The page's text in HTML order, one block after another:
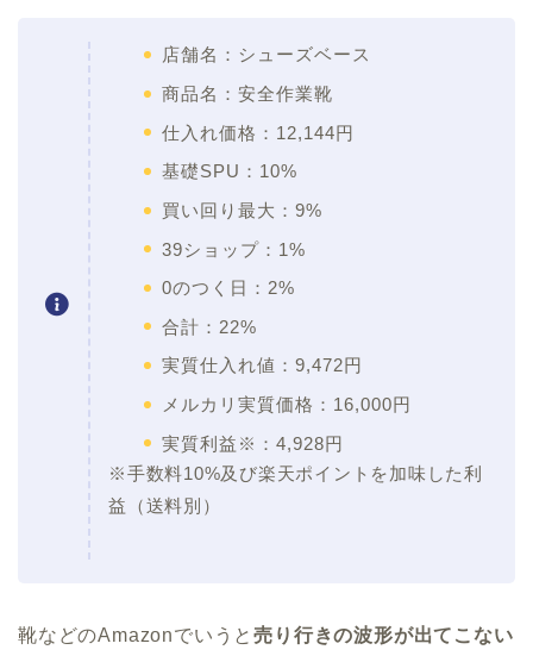
店舗名：シューズベース
商品名：安全作業靴
仕入れ価格：12,144円
基礎SPU：10%
買い回り最大：9%
39ショップ：1%
0のつく日：2%
合計：22%
実質仕入れ値：9,472円
メルカリ実質価格：16,000円
実質利益※：4,928円
※手数料10%及び楽天ポイントを加味した利
益（送料別）
靴などのAmazonでいうと売り行きの波形が出てこない